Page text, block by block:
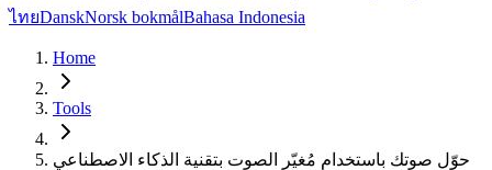
ไทยDanskNorsk bokmålBahasa Indonesia
Home
Tools
حوّل صوتك باستخدام مُغيّر الصوت بتقنية الذكاء الاصطناعي